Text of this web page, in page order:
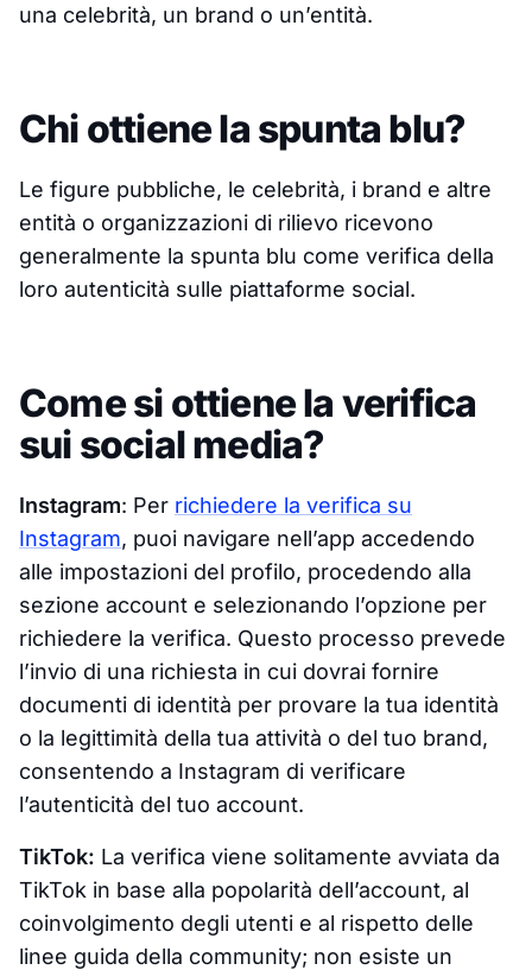
una celebrità, un brand o un’entità.
Chi ottiene la spunta blu?
Le figure pubbliche, le celebrità, i brand e altre
entità o organizzazioni di rilievo ricevono
generalmente la spunta blu come verifica della
loro autenticità sulle piattaforme social.
Come si ottiene la verifica
sui social media?
Instagram: Per richiedere la verifica su
Instagram, puoi navigare nell’app accedendo
alle impostazioni del profilo, procedendo alla
sezione account e selezionando l’opzione per
richiedere la verifica. Questo processo prevede
l’invio di una richiesta in cui dovrai fornire
documenti di identità per provare la tua identità
o la legittimità della tua attività o del tuo brand,
consentendo a Instagram di verificare
l’autenticità del tuo account.
TikTok: La verifica viene solitamente avviata da
TikTok in base alla popolarità dell’account, al
coinvolgimento degli utenti e al rispetto delle
linee guida della community; non esiste un